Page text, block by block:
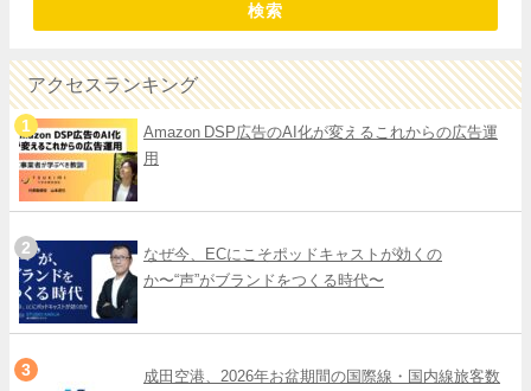
検索
アクセスランキング
Amazon DSP広告のAI化が変えるこれからの広告運
用
なぜ今、ECにこそポッドキャストが効くの
か〜“声”がブランドをつくる時代〜
成田空港、2026年お盆期間の国際線・国内線旅客数